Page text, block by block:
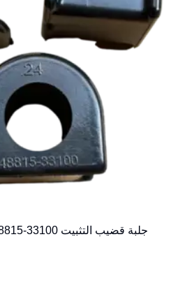
جلبة قضيب التثبيت GHSTBB0007 OEM: 48815-33100